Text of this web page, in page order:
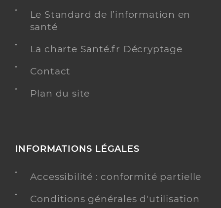
Le Standard de l’information en
santé
La charte Santé.fr Décryptage
Contact
Plan du site
INFORMATIONS LÉGALES
Accessibilité : conformité partielle
Conditions générales d'utilisation